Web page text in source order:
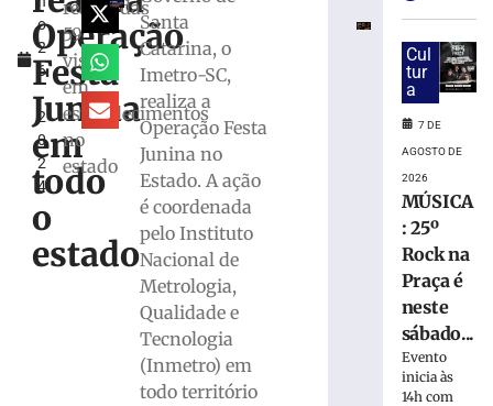
o
2
6
,
2
0
2
4
Operação
Festa
Junina
em
todo
o
estado
realizadas
59
visitas
em
estabelecimentos
no
estado
Santa
Catarina, o
Imetro-SC,
realiza a
Operação Festa
Junina no
Estado. A ação
é coordenada
pelo Instituto
Nacional de
Metrologia,
Qualidade e
Tecnologia
(Inmetro) em
todo território
megaloja
Tijucas
protocolado
aprovado
prefeitura
Cul
tur
a
7 DE
AGOSTO DE
2026
MÚSICA
: 25º
Rock na
Praça é
neste
sábado...
Evento
inicia às
14h com